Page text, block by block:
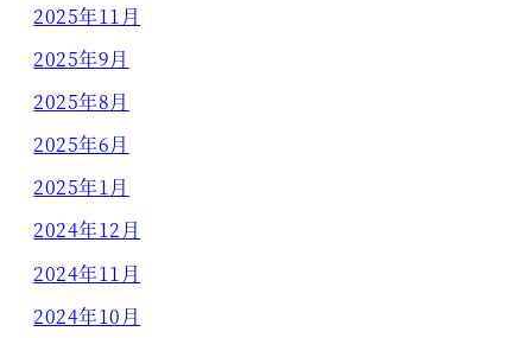
2025年11月
2025年9月
2025年8月
2025年6月
2025年1月
2024年12月
2024年11月
2024年10月